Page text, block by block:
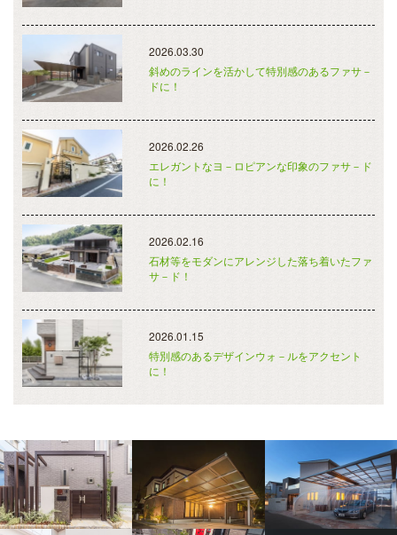
2026.03.30
斜めのラインを活かして特別感のあるファサ－
ドに！
2026.02.26
エレガントなヨ－ロピアンな印象のファサ－ド
に！
2026.02.16
石材等をモダンにアレンジした落ち着いたファ
サ－ド！
2026.01.15
特別感のあるデザインウォ－ルをアクセント
に！